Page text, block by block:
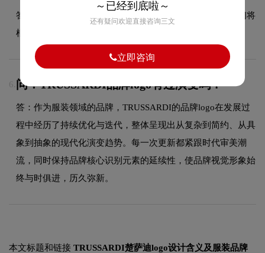
答：可以加急处理，具体加急时间和费用请咨询客服，我们将
根据项目复杂度和您的紧急需求协调安排。
6. 问：TRUSSARDI品牌logo有过演变吗？
答：作为服装领域的品牌，TRUSSARDI的品牌logo在发展过
程中经历了持续优化与迭代，整体呈现出从复杂到简约、从具
象到抽象的现代化演变趋势。每一次更新都紧跟时代审美潮
流，同时保持品牌核心识别元素的延续性，使品牌视觉形象始
终与时俱进，历久弥新。
本文标题和链接 TRUSSARDI楚萨迪logo设计含义及服装品牌
～已经到底啦～
还有疑问欢迎直接咨询三文
立即咨询